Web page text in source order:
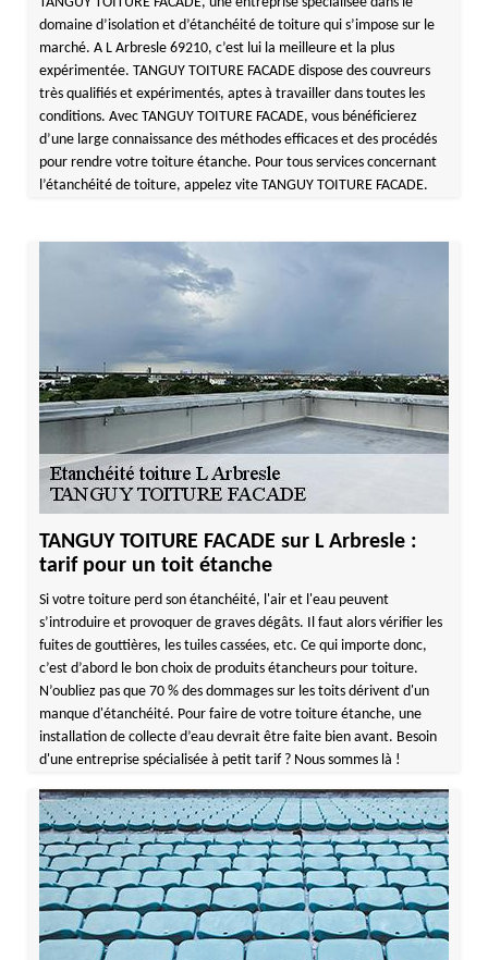
domaine d’isolation et d’étanchéité de toiture qui s’impose sur le
marché. A L Arbresle 69210, c’est lui la meilleure et la plus
expérimentée. TANGUY TOITURE FACADE dispose des couvreurs
très qualifiés et expérimentés, aptes à travailler dans toutes les
conditions. Avec TANGUY TOITURE FACADE, vous bénéficierez
d’une large connaissance des méthodes efficaces et des procédés
pour rendre votre toiture étanche. Pour tous services concernant
l’étanchéité de toiture, appelez vite TANGUY TOITURE FACADE.
TANGUY TOITURE FACADE sur L Arbresle :
tarif pour un toit étanche
Si votre toiture perd son étanchéité, l'air et l'eau peuvent
s’introduire et provoquer de graves dégâts. Il faut alors vérifier les
fuites de gouttières, les tuiles cassées, etc. Ce qui importe donc,
c’est d’abord le bon choix de produits étancheurs pour toiture.
N’oubliez pas que 70 % des dommages sur les toits dérivent d'un
manque d'étanchéité. Pour faire de votre toiture étanche, une
installation de collecte d’eau devrait être faite bien avant. Besoin
d'une entreprise spécialisée à petit tarif ? Nous sommes là !